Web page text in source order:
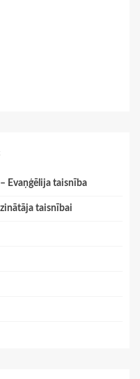
Evaņģēlija taisnība
taisnībai